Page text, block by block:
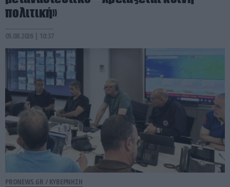
πολιτική»
05.08.2026 | 10:37
PRONEWS.GR / ΚΥΒΕΡΝΗΣΗ